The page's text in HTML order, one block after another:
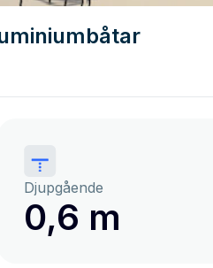
Djupgående
0,6 m